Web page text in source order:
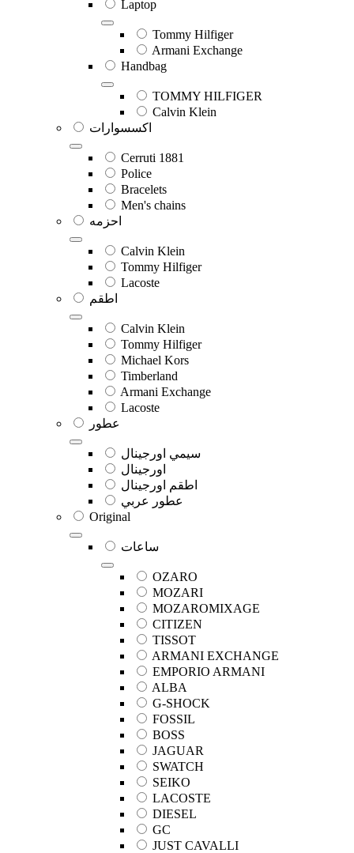
Laptop
Tommy Hilfiger
Armani Exchange
Handbag
TOMMY HILFIGER
Calvin Klein
اكسسوارات
Cerruti 1881
Police
Bracelets
Men's chains
احزمه
Calvin Klein
Tommy Hilfiger
Lacoste
اطقم
Calvin Klein
Tommy Hilfiger
Michael Kors
Timberland
Armani Exchange
Lacoste
عطور
سيمي اورجينال
اورجينال
اطقم اورجينال
عطور عربي
Original
ساعات
OZARO
MOZARI
MOZAROMIXAGE
CITIZEN
TISSOT
ARMANI EXCHANGE
EMPORIO ARMANI
ALBA
G-SHOCK
FOSSIL
BOSS
JAGUAR
SWATCH
SEIKO
LACOSTE
DIESEL
GC
JUST CAVALLI